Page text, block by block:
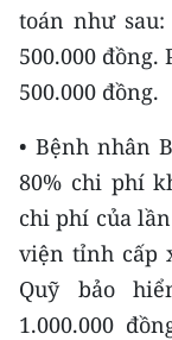
TIN ĐỊA
Trung du và
Đồng bằng
Bắc Trung Bộ
Duyên hải
Nguyên
Đông Nam Bộ
toán như sau:
500.000
500.000 đồng.
• Bệnh nhân
80% chi phí
chi phí của
viện tỉnh cấp
Quỹ bảo
1.000.000